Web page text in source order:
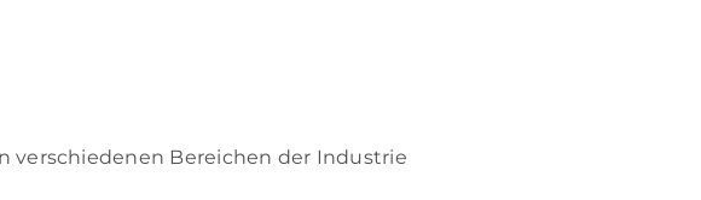
Bereichen der Industrie